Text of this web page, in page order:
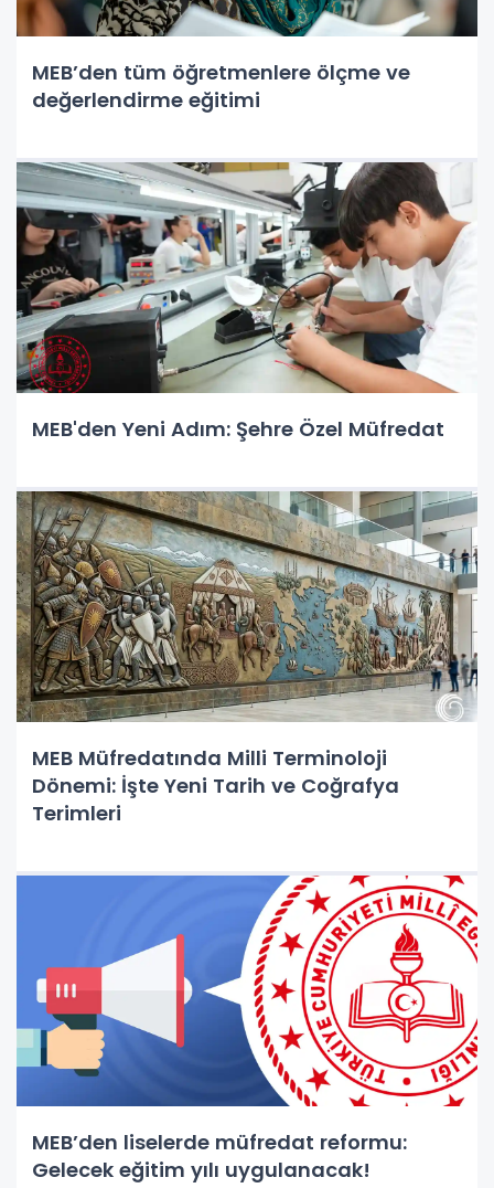
MEB’den tüm öğretmenlere ölçme ve
değerlendirme eğitimi
MEB'den Yeni Adım: Şehre Özel Müfredat
MEB Müfredatında Milli Terminoloji
Dönemi: İşte Yeni Tarih ve Coğrafya
Terimleri
MEB’den liselerde müfredat reformu:
Gelecek eğitim yılı uygulanacak!